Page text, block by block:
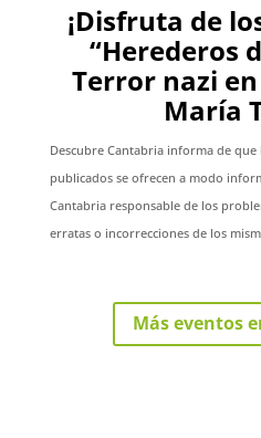
¡Disfruta de
“Herederos
Terror nazi
María
Descubre Cantabria informa de
publicados se ofrecen a modo
Cantabria responsable de los
erratas o incorrecciones de los
Más eventos